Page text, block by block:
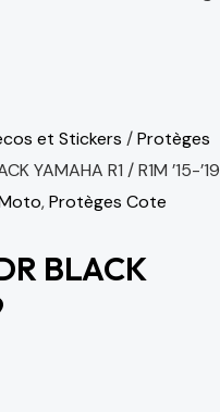
et Stickers /Protèges
YAMAHA R1 / R1M ’15-’19
,Protèges Cote
BLACK